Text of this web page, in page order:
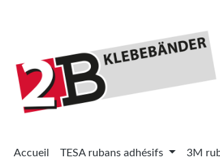
Accueil TESA rubans adhésifs 3M